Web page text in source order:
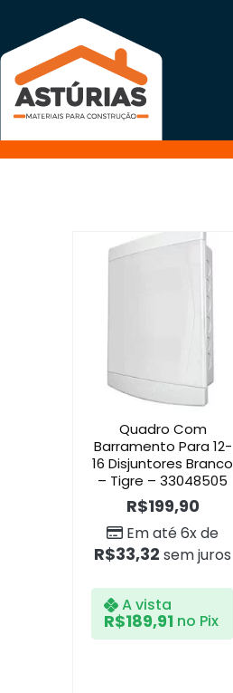
Quadro Com
Barramento Para 12-
16 Disjuntores Branco
– Tigre – 33048505
R$199,90
Em até 6x de
R$33,32 sem juros
A vista
R$189,91 no Pix